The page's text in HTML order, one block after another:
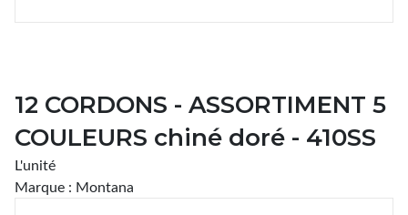
12 CORDONS - ASSORTIMENT 5
COULEURS chiné doré - 410SS
L'unité
Marque : Montana